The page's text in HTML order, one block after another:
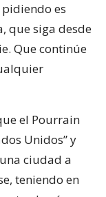
es
que siga desde
Que continúe
el Pourrain
Unidos” y
ciudad a
teniendo en